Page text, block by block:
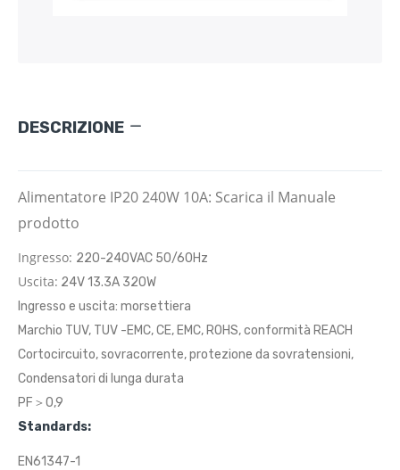
DESCRIZIONE
Alimentatore IP20 240W 10A: Scarica il Manuale
prodotto
Ingresso: 220-240VAC 50/60Hz
Uscita: 24V 13.3A 320W
Ingresso e uscita: morsettiera
Marchio TUV, TUV -EMC, CE, EMC, ROHS, conformità REACH
Cortocircuito, sovracorrente, protezione da sovratensioni,
Condensatori di lunga durata
PF＞0,9
Standards:
EN61347-1